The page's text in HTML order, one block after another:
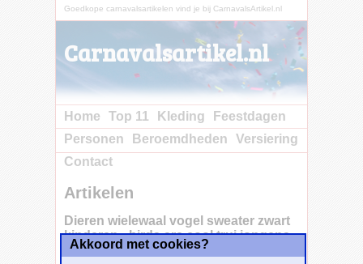
Goedkope carnavalsartikelen vind je bij CarnavalsArtikel.nl
Carnavalsartikel.nl
Home Top 11 Kleding
Feestdagen
Personen
Beroemdheden
Versiering
Contact
Artikelen
Dieren wielewaal vogel sweater zwart
kinderen - birds are cool trui jongens
en meisjes
Akkoord met cookies?